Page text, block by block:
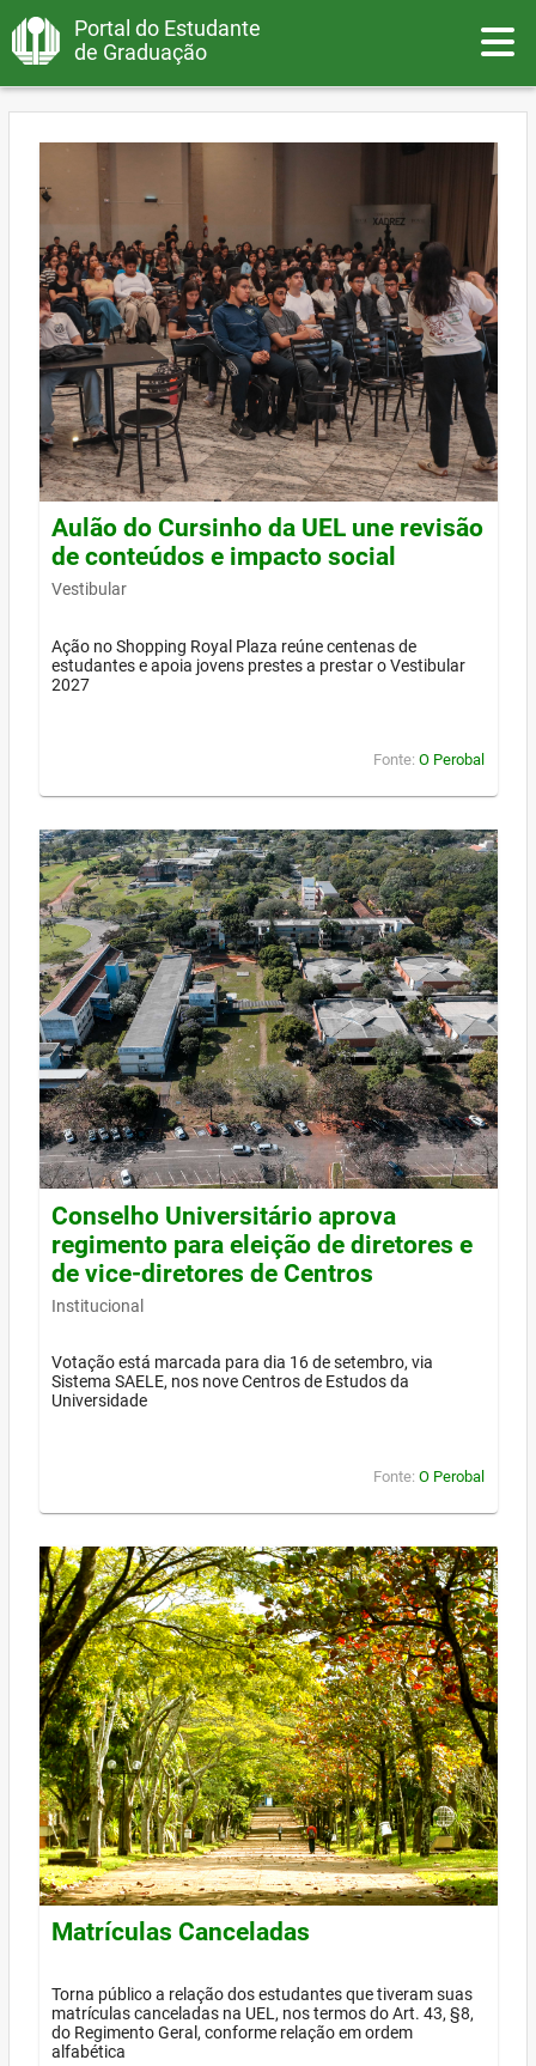
Portal do Estudante
de Graduação
Aulão do Cursinho da UEL une revisão
de conteúdos e impacto social
Vestibular
Ação no Shopping Royal Plaza reúne centenas de
estudantes e apoia jovens prestes a prestar o Vestibular
2027
Fonte: O Perobal
Conselho Universitário aprova
regimento para eleição de diretores e
de vice-diretores de Centros
Institucional
Votação está marcada para dia 16 de setembro, via
Sistema SAELE, nos nove Centros de Estudos da
Universidade
Fonte: O Perobal
Matrículas Canceladas
Torna público a relação dos estudantes que tiveram suas
matrículas canceladas na UEL, nos termos do Art. 43, §8,
do Regimento Geral, conforme relação em ordem
alfabética